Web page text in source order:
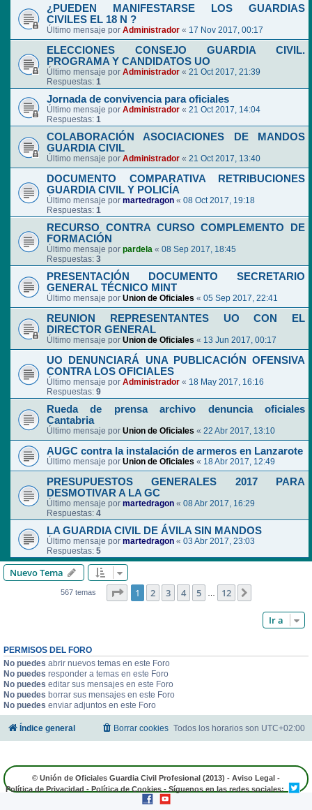
¿PUEDEN MANIFESTARSE LOS GUARDIAS
CIVILES EL 18 N ?
Último mensaje por Administrador « 17 Nov 2017, 00:17
ELECCIONES CONSEJO GUARDIA CIVIL.
PROGRAMA Y CANDIDATOS UO
Último mensaje por Administrador « 21 Oct 2017, 21:39
Respuestas: 1
Jornada de convivencia para oficiales
Último mensaje por Administrador « 21 Oct 2017, 14:04
Respuestas: 1
COLABORACIÓN ASOCIACIONES DE MANDOS
GUARDIA CIVIL
Último mensaje por Administrador « 21 Oct 2017, 13:40
DOCUMENTO COMPARATIVA RETRIBUCIONES
GUARDIA CIVIL Y POLICÍA
Último mensaje por martedragon « 08 Oct 2017, 19:18
Respuestas: 1
RECURSO CONTRA CURSO COMPLEMENTO DE
FORMACIÓN
Último mensaje por pardela « 08 Sep 2017, 18:45
Respuestas: 3
PRESENTACIÓN DOCUMENTO SECRETARIO
GENERAL TÉCNICO MINT
Último mensaje por Union de Oficiales « 05 Sep 2017, 22:41
REUNION REPRESENTANTES UO CON EL
DIRECTOR GENERAL
Último mensaje por Union de Oficiales « 13 Jun 2017, 00:17
UO DENUNCIARÁ UNA PUBLICACIÓN OFENSIVA
CONTRA LOS OFICIALES
Último mensaje por Administrador « 18 May 2017, 16:16
Respuestas: 9
Rueda de prensa archivo denuncia oficiales
Cantabria
Último mensaje por Union de Oficiales « 22 Abr 2017, 13:10
AUGC contra la instalación de armeros en Lanzarote
Último mensaje por Union de Oficiales « 18 Abr 2017, 12:49
PRESUPUESTOS GENERALES 2017 PARA
DESMOTIVAR A LA GC
Último mensaje por martedragon « 08 Abr 2017, 16:29
Respuestas: 4
LA GUARDIA CIVIL DE ÁVILA SIN MANDOS
Último mensaje por martedragon « 03 Abr 2017, 23:03
Respuestas: 5
Nuevo Tema
567 temas Página de 12
1 2 3 4 5 … 12
Ir a
PERMISOS DEL FORO
No puedes abrir nuevos temas en este Foro
No puedes responder a temas en este Foro
No puedes editar sus mensajes en este Foro
No puedes borrar sus mensajes en este Foro
No puedes enviar adjuntos en este Foro
Índice general Todos los horarios son UTC+02:00
Borrar cookies
© Unión de Oficiales Guardia Civil Profesional (2013) - Aviso Legal -
Política de Privacidad-Política de Cookies- Síguenos en las redes sociales: